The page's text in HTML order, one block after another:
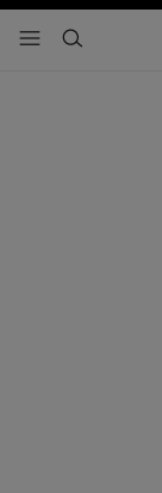
- navegación principal
buscar